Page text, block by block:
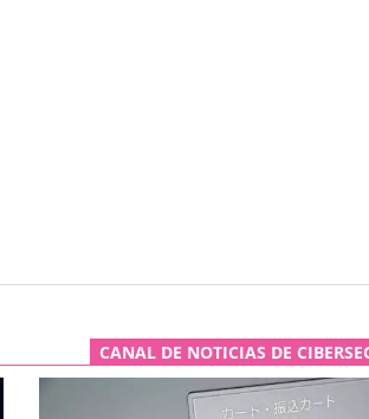
CANAL DE NOTICIAS DE